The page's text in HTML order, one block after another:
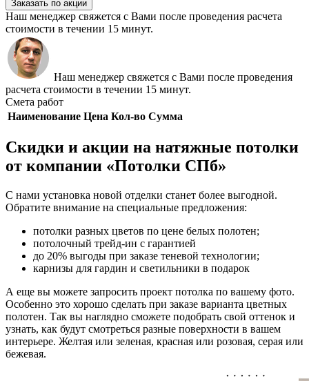
Заказать по акции
Наш менеджер свяжется с Вами после проведения расчета
стоимости в течении 15 минут.
Наш менеджер свяжется с Вами после проведения
расчета стоимости в течении 15 минут.
Смета работ
Наименование Цена Кол-во Сумма
Скидки и акции на натяжные потолки
от компании «Потолки СПб»
С нами установка новой отделки станет более выгодной.
Обратите внимание на специальные предложения:
потолки разных цветов по цене белых полотен;
потолочный трейд-ин с гарантией
до 20% выгоды при заказе теневой технологии;
карнизы для гардин и светильники в подарок
А еще вы можете запросить проект потолка по вашему фото.
Особенно это хорошо сделать при заказе варианта цветных
полотен. Так вы наглядно сможете подобрать свой оттенок и
узнать, как будут смотреться разные поверхности в вашем
интерьере. Желтая или зеленая, красная или розовая, серая или
бежевая.